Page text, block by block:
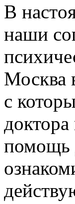
В
наши
Москва
с
помощь